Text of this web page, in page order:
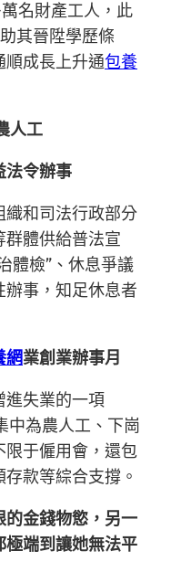
名財產工人，此
其晉陞學歷條
順成長上升通包養
人工
法令辦事
織和司法行政部分
群體供給普法宣
體檢”、休息爭議
事，知足休息者
網業創業辦事月
進失業的一項
中為農人工、下崗
限于僱用會，還包
款等綜合支撐。
的金錢物慾，另一
極端到讓她無法平